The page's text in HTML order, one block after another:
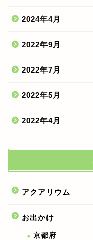
2024年4月
2022年9月
2022年7月
2022年5月
2022年4月
アクアリウム
お出かけ
京都府